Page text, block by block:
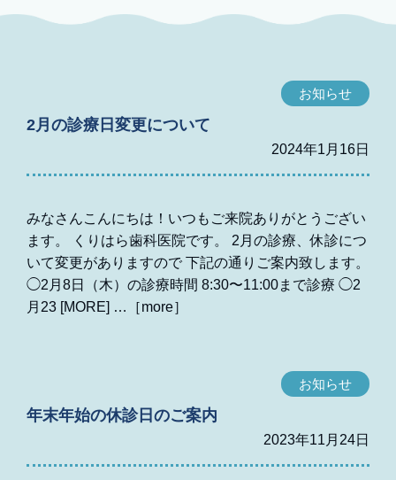
お知らせ
2月の診療日変更について
2024年1月16日
みなさんこんにちは！いつもご来院ありがとうござい
ます。 くりはら歯科医院です。 2月の診療、休診につ
いて変更がありますので 下記の通りご案内致します。
◯2月8日（木）の診療時間 8:30〜11:00まで診療 ◯2
月23 [MORE]
お知らせ
年末年始の休診日のご案内
2023年11月24日